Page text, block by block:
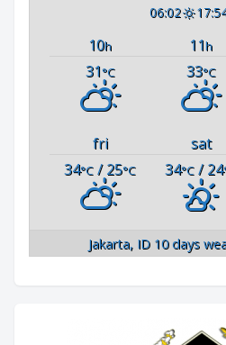
06:02
10h 11h
31°C 33°C
fri sat
34°C / 25°C 34°C / 24
Jakarta, ID 10 days